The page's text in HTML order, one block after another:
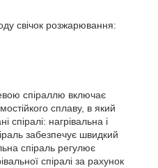
свічок розжарювання:
спіраллю включає
сплаву, в який
спіралі: нагрівальна і
забезпечує швидкий
спіраль регулює
спіралі за рахунок